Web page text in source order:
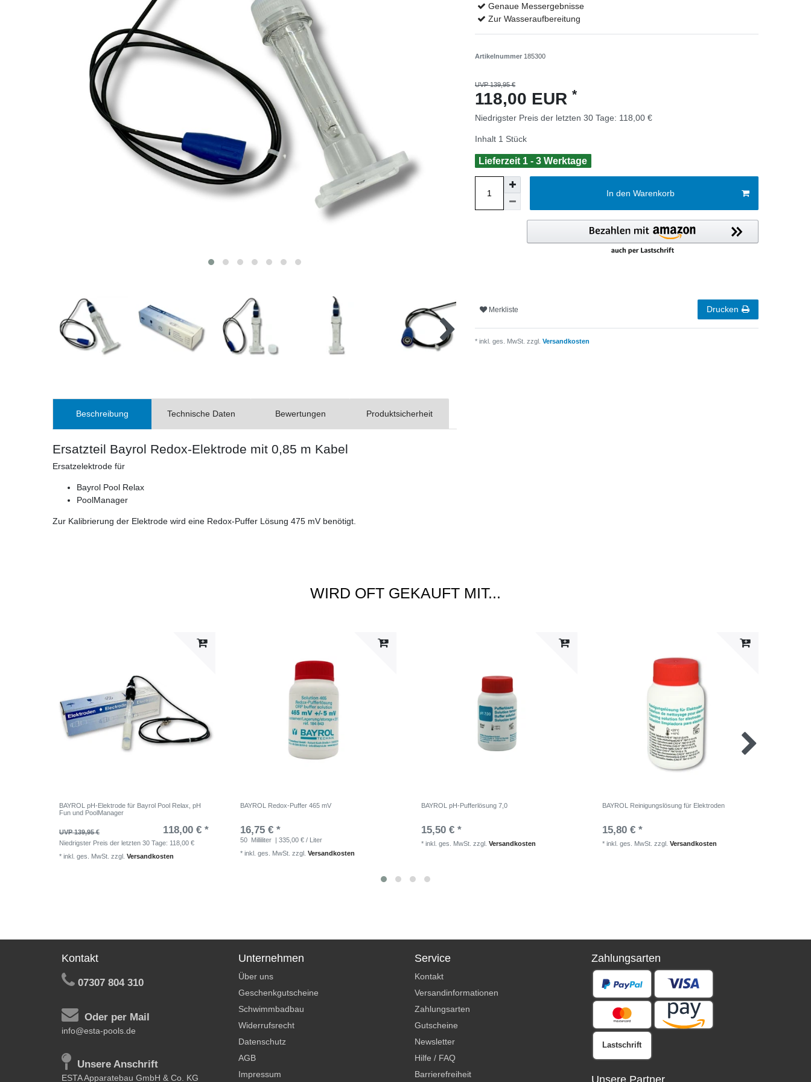
Genaue Messergebnisse
Zur Wasseraufbereitung
Artikelnummer 185300
UVP 139,95 €
118,00 EUR *
Niedrigster Preis der letzten 30 Tage: 118,00 €
Inhalt 1 Stück
Lieferzeit 1 - 3 Werktage
In den Warenkorb
Merkliste Drucken
* inkl. ges. MwSt. zzgl. Versandkosten
Beschreibung Technische Daten Bewertungen Produktsicherheit
Ersatzteil Bayrol Redox-Elektrode mit 0,85 m Kabel
Ersatzelektrode für
Bayrol Pool Relax
PoolManager
Zur Kalibrierung der Elektrode wird eine Redox-Puffer Lösung 475 mV benötigt.
WIRD OFT GEKAUFT MIT...
BAYROL pH-Elektrode für Bayrol Pool Relax, pH
Fun und PoolManager
UVP 139,95 € 118,00 € *
Niedrigster Preis der letzten 30 Tage: 118,00 €
*inkl. ges. MwSt. zzgl.Versandkosten
BAYROL Redox-Puffer 465 mV
16,75 € *
50 Milliliter | 335,00 € / Liter
*inkl. ges. MwSt. zzgl.Versandkosten
BAYROL pH-Pufferlösung 7,0
15,50 € *
*inkl. ges. MwSt. zzgl.Versandkosten
BAYROL Reinigungslösung für Elektroden
15,80 € *
*inkl. ges. MwSt. zzgl.Versandkosten
Kontakt
07307 804 310
Oder per Mail
info@esta-pools.de
Unsere Anschrift
ESTA Apparatebau GmbH & Co. KG
Unternehmen
Über uns
Geschenkgutscheine
Schwimmbadbau
Widerrufsrecht
Datenschutz
AGB
Impressum
Service
Kontakt
Versandinformationen
Zahlungsarten
Gutscheine
Newsletter
Hilfe / FAQ
Barrierefreiheit
Zahlungsarten
Lastschrift
Unsere Partner